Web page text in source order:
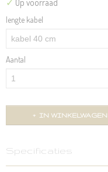
✓ Op voorraad
lengte kabel
Aantal
IN WINKELWAGEN
Specificaties